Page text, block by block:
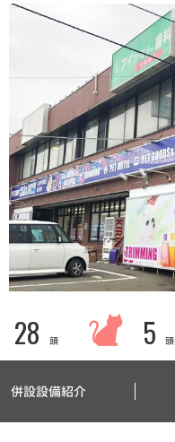
28 頭 5 頭
併設設備紹介